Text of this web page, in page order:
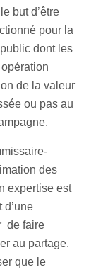
but d’être
pour la
dont les
de la valeur
ou pas au
des
expertise est
de faire
au partage.
que le